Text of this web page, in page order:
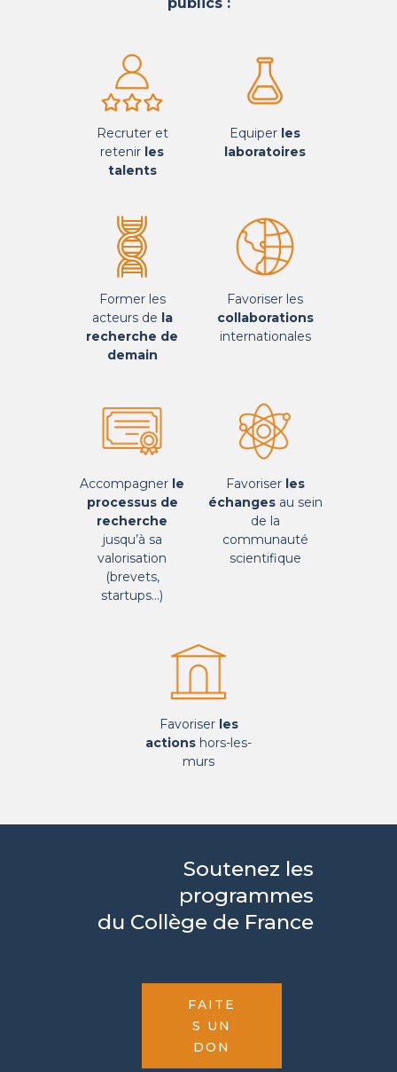
Recruter et
retenir les
talents
Equiper les
laboratoires
Former les
acteurs de la
recherche de
demain
Favoriser les
collaborations
internationales
Accompagner le
processus de
recherche
jusqu’à sa
valorisation
(brevets,
startups…)
Favoriser les
échangesau sein
de la
communauté
scientifique
Favoriser les
actions hors-les-
murs
Soutenez les
programmes
du Collège de France
FAITE
S UN
DON